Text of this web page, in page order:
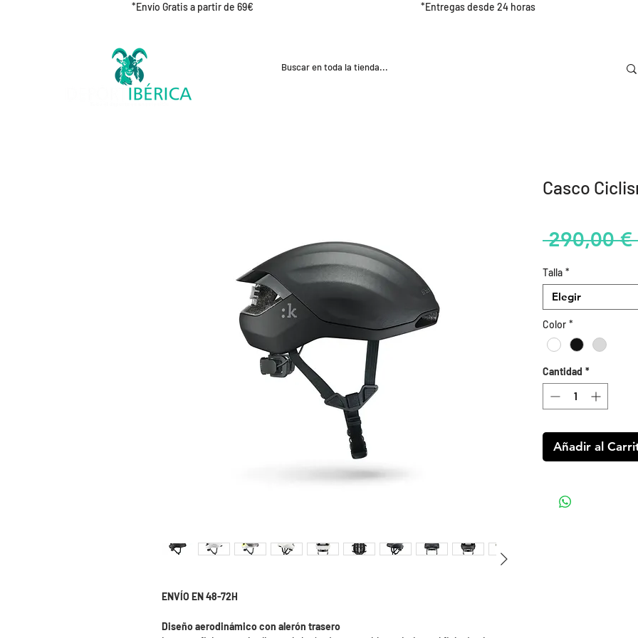
*Envío Gratis a partir de 69€ *Entregas desde 24 horas
ENVÍO EN 48-72H
Diseño aerodinámico con alerón trasero
Casco
290,00 €
Talla *
Elegir
Color *
Cantidad *
Añadir al